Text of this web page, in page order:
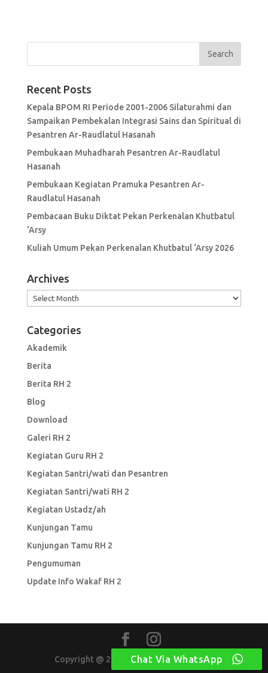
Recent Posts
Kepala BPOM RI Periode 2001-2006 Silaturahmi dan
Sampaikan Pembekalan Integrasi Sains dan Spiritual di
Pesantren Ar-Raudlatul Hasanah
Pembukaan Muhadharah Pesantren Ar-Raudlatul
Hasanah
Pembukaan Kegiatan Pramuka Pesantren Ar-
Raudlatul Hasanah
Pembacaan Buku Diktat Pekan Perkenalan Khutbatul
‘Arsy
Kuliah Umum Pekan Perkenalan Khutbatul ‘Arsy 2026
Archives
Archives
Categories
Akademik
Berita
Berita RH 2
Blog
Download
Galeri RH 2
Kegiatan Guru RH 2
Kegiatan Santri/wati dan Pesantren
Kegiatan Santri/wati RH 2
Kegiatan Ustadz/ah
Kunjungan Tamu
Kunjungan Tamu RH 2
Pengumuman
Update Info Wakaf RH 2
Copyright @ 2024 Ar-Raudlatul Hasanah
Chat Via WhatsApp